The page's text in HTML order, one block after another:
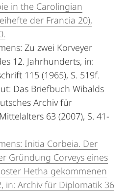
in the Carolingian
der Francia 20),
Zu zwei Korveyer
12. Jahrhunderts, in:
115 (1965), S. 519f.
Das Briefbuch Wibalds
Archiv für
63 (2007), S. 41-
Initia Corbeia. Der
Gründung Corveys eines
Hetha gekommenen
in: Archiv für Diplomatik 36